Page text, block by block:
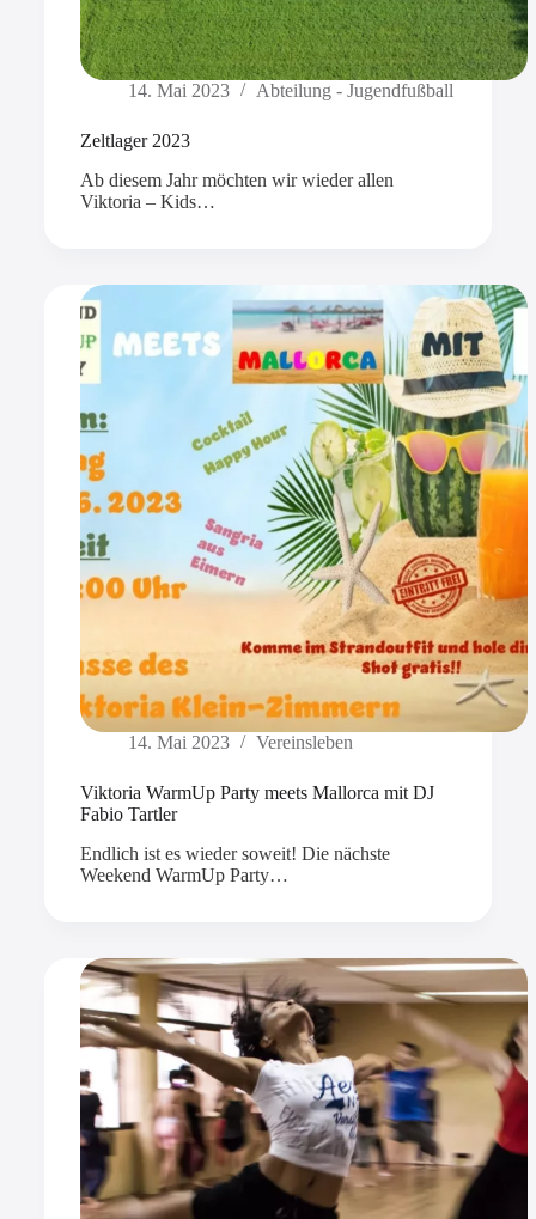
14. Mai 2023 Abteilung - Jugendfußball
Zeltlager 2023
Ab diesem Jahr möchten wir wieder allen
Viktoria – Kids…
14. Mai 2023 Vereinsleben
Viktoria WarmUp Party meets Mallorca mit DJ
Fabio Tartler
Endlich ist es wieder soweit! Die nächste
Weekend WarmUp Party…